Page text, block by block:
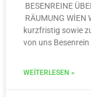
BESENREINE
RÄUMUNG
kurzfristig sowie
von uns Besenrein
WEITERLESEN »